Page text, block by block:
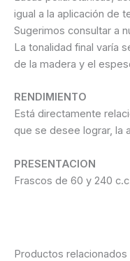
igual a la aplicación de
Sugerimos consultar a
La tonalidad final varía
de la madera y el
RENDIMIENTO
Está directamente
que se desee lograr, la
PRESENTACION
Frascos de 60 y 240
Productos relacionados